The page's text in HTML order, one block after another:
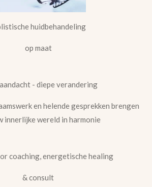
huidbehandeling
op maat
- diepe verandering
en helende gesprekken brengen
innerlijke wereld in harmonie
coaching, energetische healing
& consult